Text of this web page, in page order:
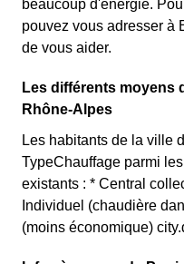
beaucoup d'énergie.
pouvez vous adresser à
de vous aider.
Les différents moyens
Rhône-Alpes
Les habitants de la ville
TypeChauffage parmi
existants : * Central
Individuel (chaudière
(moins économique)